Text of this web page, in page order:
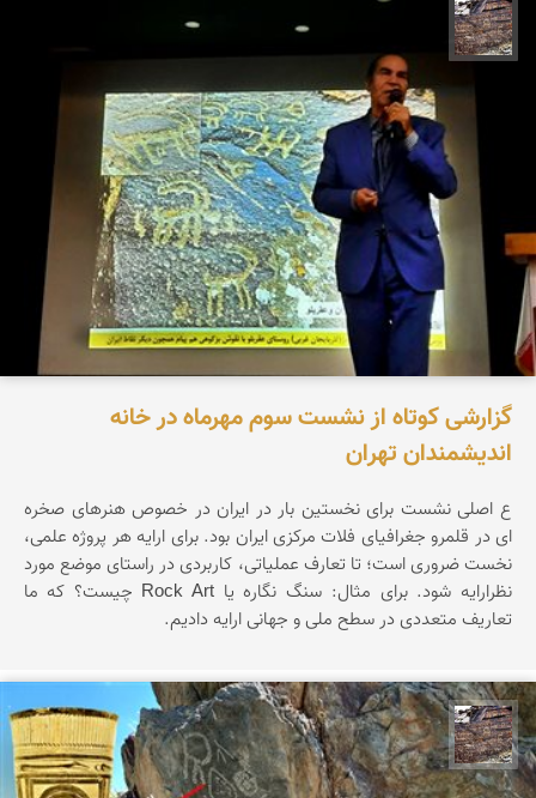
گزارشی کوتاه از نشست سوم مهرماه در خانه
اندیشمندان تهران
ع اصلی نشست برای نخستین بار در ایران در خصوص هنرهای صخره
ای در قلمرو جغرافیای فلات مرکزی ایران بود. برای ارایه هر پروژه علمی،
نخست ضروری است؛ تا تعارف عملیاتی، کاربردی در راستای موضع مورد
نظرارایه شود. برای مثال: سنگ نگاره یا Rock Art چیست؟ که ما
تعاریف متعددی در سطح ملی و جهانی ارایه دادیم.
محمد ناصری فرد